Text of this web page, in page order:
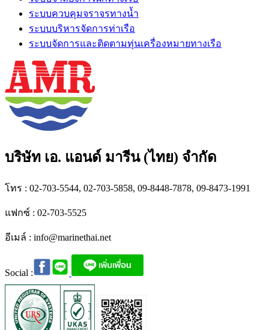
ระบบควบคุมจราจรทางน้ำ
ระบบบริหารจัดการท่าเรือ
ระบบจัดการและติดตามทุ่นเครื่องหมายทางเรือ
บริษัท เอ. แอนด์ มารีน (ไทย) จำกัด
โทร : 02-703-5544, 02-703-5858, 09-8448-7878, 09-8473-1991
แฟกซ์ : 02-703-5525
อีเมล์ : info@marinethai.net
Social :